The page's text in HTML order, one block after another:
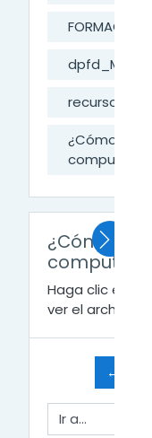
FORMACIÓN
recursos
¿Cómo
¿Cómo
Haga clic en
ver el archivo.
←
Ir a...